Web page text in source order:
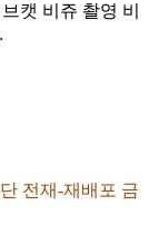
캣 비쥬 촬영 비
전재-재배포 금